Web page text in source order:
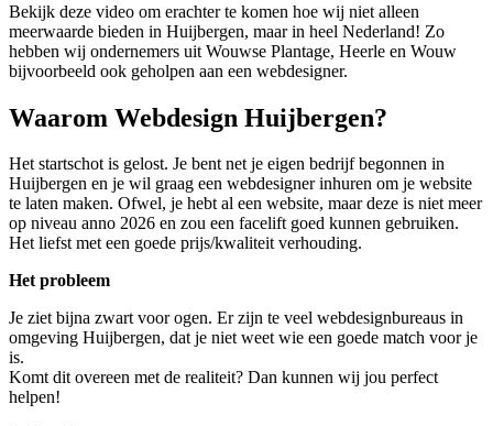
Bekijk deze video om erachter te komen hoe wij niet alleen
meerwaarde bieden in Huijbergen, maar in heel Nederland! Zo
hebben wij ondernemers uit Wouwse Plantage, Heerle en Wouw
bijvoorbeeld ook geholpen aan een webdesigner.
Waarom Webdesign Huijbergen?
Het startschot is gelost. Je bent net je eigen bedrijf begonnen in
Huijbergen en je wil graag een webdesigner inhuren om je website
te laten maken. Ofwel, je hebt al een website, maar deze is niet meer
op niveau anno 2026 en zou een facelift goed kunnen gebruiken.
Het liefst met een goede prijs/kwaliteit verhouding.
Het probleem
Je ziet bijna zwart voor ogen. Er zijn te veel webdesignbureaus in
omgeving Huijbergen, dat je niet weet wie een goede match voor je
is.
Komt dit overeen met de realiteit? Dan kunnen wij jou perfect
helpen!